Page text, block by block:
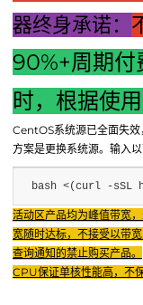
上一篇：【游戏玩家
下一篇：电脑主机
验！
Fenxun Tech
重庆飞讯科技有限公司|
重庆飞
器终身承诺：
90%+周期付
时，根据使
CentOS系统源已全面失
方案是更换系统源。输入以
bash <(curl -sSL
活动区产品均为峰值带宽
宽随时达标，不接受以带
查询通知的禁止购买产品。
CPU保证单核性能高，不